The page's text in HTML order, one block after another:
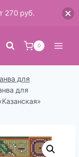
0
для
для
270 руб.